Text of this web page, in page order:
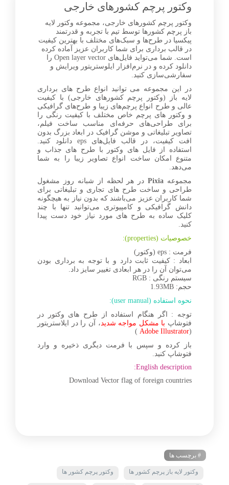
0
وکتور پرچم کشورهای خارجی
وکتور پرچم کشورهای خارجی، مجموعه وکتور لایه
باز پرچم کشورها توسط تیم با تجربه و قدرتمند
پیکسیا در طرح‌ها و سبک‌های مختلف با بهترین کیفیت
در قالب برداری برای شما کاربران عزیز آماده کرده
است. شما می‌تواید فایل‌های Open layer vector را
دانلود کرده و در نرم‌افزار ایلوستریتور ویرایش و
سفارشی‌سازی کنید.
در این مجموعه می توانید انواع طرح های برداری
لایه باز (وکتور پرچم کشورهای خارجی) با کیفیت
عالی و طرح انواع پرچم‌های زیبا و طرح‌های گرافیکی
و وکتور های پرچم خاص مختلف با کیفیت رنگی را
برای طراحی‌های حرفه‌ای مناسب ساخت فیلم،
تصاویر تبلیغاتی و موشن گرافیک در ابعاد بزرگ بدون
افت کیفیت، در قالب فایل‌های eps دانلود کنید.
استفاده از فایل های وکتور با طرح های جذاب و
متنوع امکان ساخت انواع تصاویر زیبا را به شما
می‌دهد.
مجموعه Pixia در هر لحظه از شبانه روز مشغول
طراحی و ساخت طرح های تجاری و تبلیغاتی برای
شما کاربران عزیز می‌باشند که بدون نیاز به هیچگونه
دانش گرافیکی و کامپیوتری می‌توانید تنها با چند
کلیک ساده به طرح های مورد نیاز خود دست پیدا
کنید.
خصوصیات (properties):
فرمت : eps (وکتور)
ابعاد : کیفیت ثابت دارد و با توجه به برداری بودن
می‌توان آن را در هر ابعادی تغییر سایز داد.
سیستم رنگی : RGB
حجم: 1.93MB
نحوه استفاده (user manual):
توجه : اگر هنگام استفاده از طرح های وکتور در
فتوشاپ با مشکل مواجه شدید، آن را در ایلاستریتور
(
Adobe Illustrator
)
باز کرده و سپس با فرمت دیگری ذخیره و وارد
فتوشاپ کنید.
English description:
Download Vector flag of foreign countries
# برچسب ها
وکتور لایه باز پرچم کشور ها وکتور پرچم کشور ها